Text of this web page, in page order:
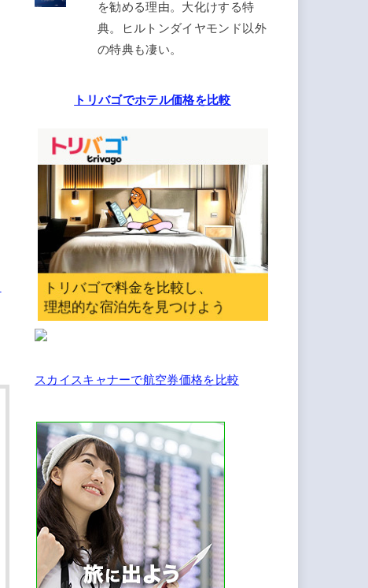
を勧める理由。大化けする特
典。ヒルトンダイヤモンド以外
の特典も凄い。
トリバゴでホテル価格を比較
スカイスキャナーで航空券価格を比較